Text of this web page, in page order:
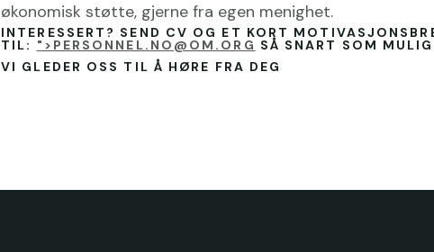
økonomisk støtte, gjerne fra egen menighet.
INTERESSERT? SEND CV OG ET KORT
TIL: "> PERSONNEL.NO@OM.ORG SÅ SNART SOM
VI GLEDER OSS TIL Å HØRE FRA DEG